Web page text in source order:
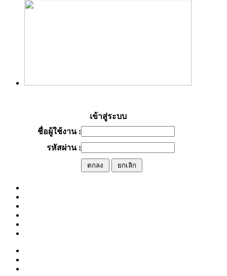
เข้าสู่ระบบ
ชื่อผู้ใช้งาน :
รหัสผ่าน :